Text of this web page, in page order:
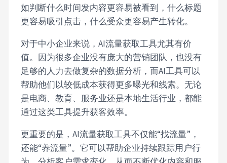
如判断什么时间发内容更容易被看到，什么标题
更容易吸引点击，什么受众更容易产生转化。
对于中小企业来说，AI流量获取工具尤其有价
值。因为很多企业没有庞大的营销团队，也没有
足够的人力去做复杂的数据分析，而AI工具可以
帮助他们以较低成本获得更多曝光和线索。无论
是电商、教育、服务业还是本地生活行业，都能
通过这类工具提升获客效率。
更重要的是，AI流量获取工具不仅能“找流量”，
还能“养流量”。它可以帮助企业持续跟踪用户行